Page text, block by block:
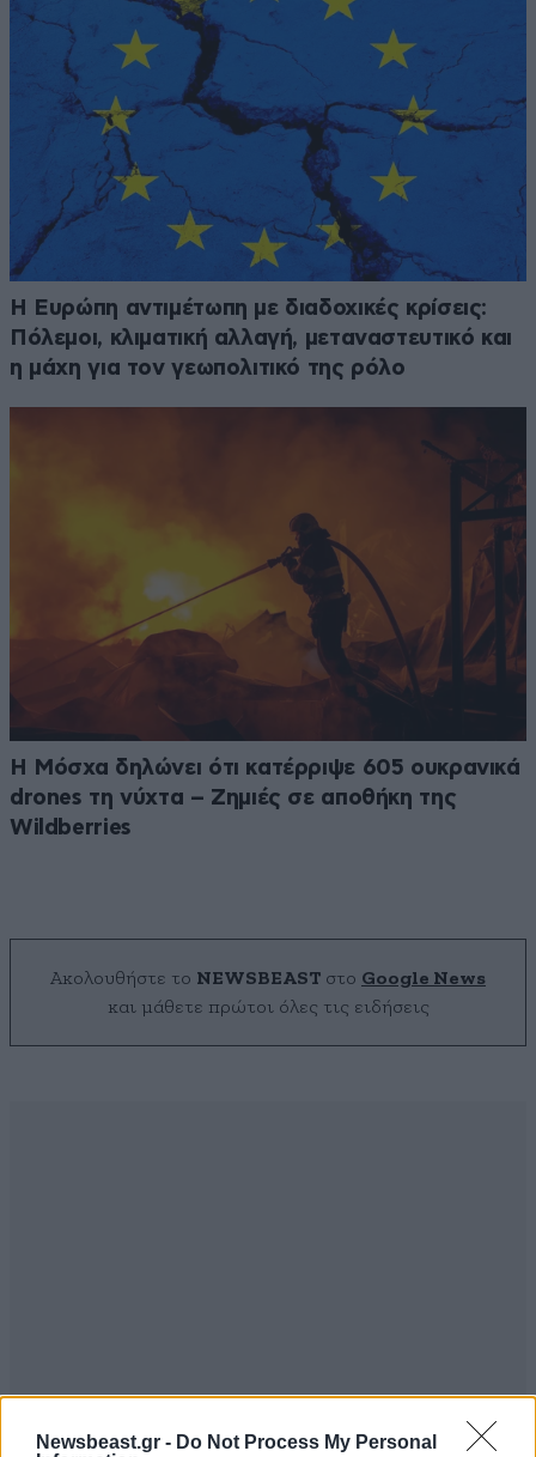
Newsbeast.gr - Do Not Process My Personal
Η Ευρώπη αντιμέτωπη με διαδοχικές κρίσεις:
Πόλεμοι, κλιματική αλλαγή, μεταναστευτικό και
η μάχη για τον γεωπολιτικό της ρόλο
Η Μόσχα δηλώνει ότι κατέρριψε 605 ουκρανικά
drones τη νύχτα – Zημιές σε αποθήκη της
Wildberries
Ακολουθήστε το NEWSBEAST στο Google News
και μάθετε πρώτοι όλες τις ειδήσεις